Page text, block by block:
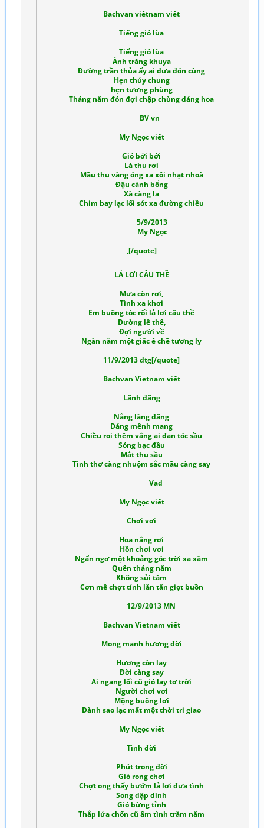
Bachvan viêtnam viêt
Tiếng gió lùa
Tiếng gió lùa
Ánh trăng khuya
Đường trần thủa ấy ai đưa đón cùng
Hẹn thủy chung
hẹn tương phùng
Tháng năm đón đợi chập chùng dáng hoa
BV vn
My Ngọc viết
Gió bởi bởi
Lá thu rơi
Mầu thu vàng óng xa xôi nhạt nhoà
Đậu cành bổng
Xà càng la
Chim bay lạc lối sót xa đường chiều
5/9/2013
My Ngọc
,[/quote]
LẢ LƠI CÂU THỀ
Mưa còn rơi,
Tình xa khơi
Em buông tóc rối lả lơi câu thề
Đường lê thê,
Đợi người về
Ngàn năm một giấc ê chề tương ly
11/9/2013 dtg[/quote]
Bachvan Vietnam viết
Lãnh đãng
Nắng lãng đãng
Dáng mênh mang
Chiều roi thêm vắng ai đan tóc sầu
Sóng bạc đầu
Mắt thu sầu
Tình thơ càng nhuộm sắc mầu càng say
Vad
My Ngọc viết
Chơi vơi
Hoa nắng rơi
Hồn chơi vơi
Ngẩn ngơ một khoảng góc trời xa xăm
Quên tháng năm
Không sủi tăm
Cơn mê chợt tỉnh lăn tăn giọt buồn
12/9/2013 MN
Bachvan Vietnam viết
Mong manh hương đời
Hương còn lay
Đời càng say
Ai ngang lối cũ gió lay tơ trời
Người chơi vơi
Mộng buông lơi
Đành sao lạc mất một thời tri giao
My Ngọc viết
Tình đời
Phút trong đời
Gió rong chơi
Chợt ong thấy bướm lả lơi đưa tình
Song dập dình
Gió bừng tỉnh
Thắp lửa chốn cũ ấm tình trăm năm